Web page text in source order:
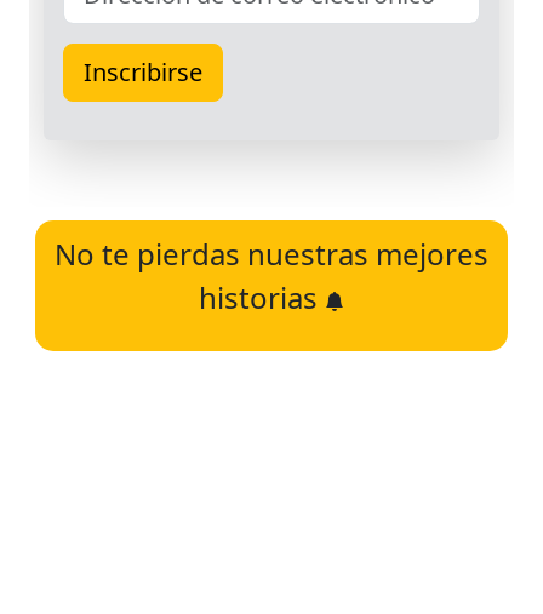
No te pierdas nuestras mejores
historias